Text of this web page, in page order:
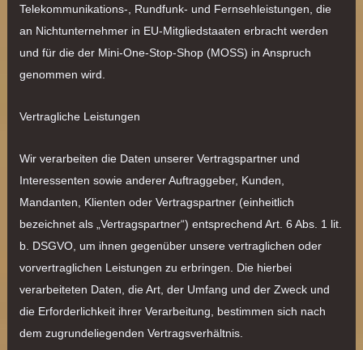
Telekommunikations-, Rundfunk- und Fernsehleistungen, die
an Nichtunternehmer in EU-Mitgliedstaaten erbracht werden
und für die der Mini-One-Stop-Shop (MOSS) in Anspruch
genommen wird.
Vertragliche Leistungen
Wir verarbeiten die Daten unserer Vertragspartner und
Interessenten sowie anderer Auftraggeber, Kunden,
Mandanten, Klienten oder Vertragspartner (einheitlich
bezeichnet als „Vertragspartner“) entsprechend Art. 6 Abs. 1 lit.
b. DSGVO, um ihnen gegenüber unsere vertraglichen oder
vorvertraglichen Leistungen zu erbringen. Die hierbei
verarbeiteten Daten, die Art, der Umfang und der Zweck und
die Erforderlichkeit ihrer Verarbeitung, bestimmen sich nach
dem zugrundeliegenden Vertragsverhältnis.